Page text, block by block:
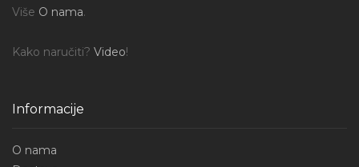
Više O nama.
Kako naručiti? Video!
Informacije
O nama